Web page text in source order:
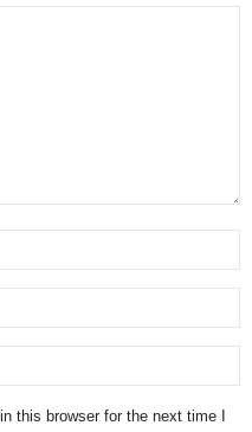
this browser for the next time I